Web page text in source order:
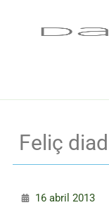
Feliç
16 abril 2013